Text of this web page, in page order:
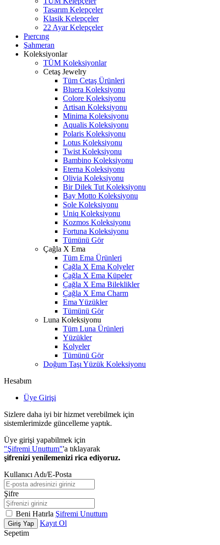
Tasarım Kelepçeler
Klasik Kelepçeler
22 Ayar Kelepçeler
Pıercıng
Şahmeran
Koleksiyonlar
TÜM Koleksiyonlar
Cetaş Jewelry
Tüm Cetaş Ürünleri
Bluera Koleksiyonu
Colore Koleksiyonu
Artisan Koleksiyonu
Minima Koleksiyonu
Aqualis Koleksiyonu
Polaris Koleksiyonu
Lotus Koleksiyonu
Twist Koleksiyonu
Bambino Koleksiyonu
Eterna Koleksiyonu
Olivia Koleksiyonu
Bir Dilek Tut Koleksiyonu
Bay Motto Koleksiyonu
Sole Koleksiyonu
Uniq Koleksiyonu
Kozmos Koleksiyonu
Fortuna Koleksiyonu
Tümünü Gör
Çağla X Ema
Tüm Ema Ürünleri
Çağla X Ema Kolyeler
Çağla X Ema Küpeler
Çağla X Ema Bileklikler
Çağla X Ema Charm
Ema Yüzükler
Tümünü Gör
Luna Koleksiyonu
Tüm Luna Ürünleri
Yüzükler
Kolyeler
Tümünü Gör
Doğum Taşı Yüzük Koleksiyonu
Hesabım
Üye Girişi
Sizlere daha iyi bir hizmet verebilmek için
sistemlerimizde güncelleme yaptık.
Üye girişi yapabilmek için
"Şifremi Unuttum"'a tıklayarak
şifrenizi yenilemenizi rica ediyoruz.
Kullanıcı Adı/E-Posta
Şifre
Beni Hatırla Şifremi Unuttum
Giriş Yap
Kayıt Ol
Sepetim